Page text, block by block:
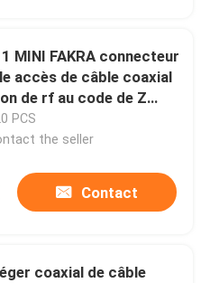
MINI FAKRA connecteur
accès de câble coaxial
de rf au code de Z
PCS
the seller
Contact
coaxial de câble